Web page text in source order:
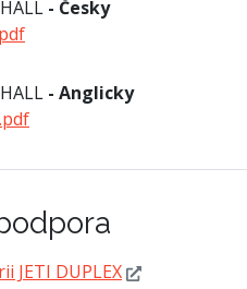
- Česky
- Anglicky
JETI DUPLEX